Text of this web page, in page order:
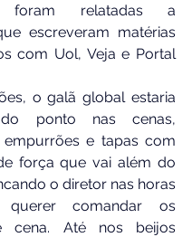
foram relatadas a
escreveram matérias
com Uol, Veja e Portal
o galã global estaria
do ponto nas cenas,
empurrões e tapas com
força que vai além do
o diretor nas horas
comandar os
cena. Até nos beijos